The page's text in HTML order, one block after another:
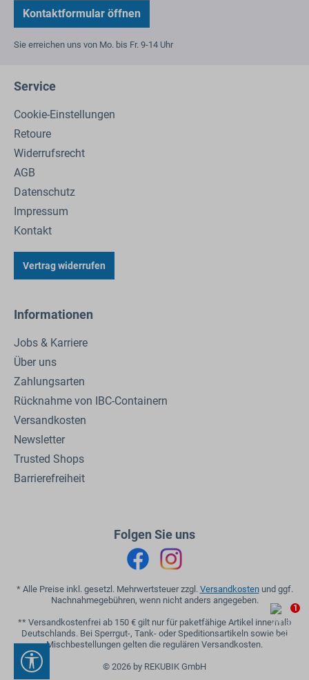
Kontaktformular öffnen
Sie erreichen uns von Mo. bis Fr. 9-14 Uhr
Service
Cookie-Einstellungen
Retoure
Widerrufsrecht
AGB
Datenschutz
Impressum
Kontakt
Vertrag widerrufen
Informationen
Jobs & Karriere
Über uns
Zahlungsarten
Rücknahme von IBC-Containern
Versandkosten
Newsletter
Trusted Shops
Barrierefreiheit
Folgen Sie uns
* Alle Preise inkl. gesetzl. Mehrwertsteuer zzgl. Versandkostenund ggf.
Nachnahmegebühren, wenn nicht anders angegeben.
** Versandkostenfrei ab 150 € gilt nur für paketfähige Artikel innerhalb
Deutschlands. Bei Sperrgut-, Tank- oder Speditionsartikeln sowie bei
Mischbestellungen gelten die regulären Versandkosten.
© 2026 by REKUBIK GmbH
Werkzeugleiste anzeigen
1